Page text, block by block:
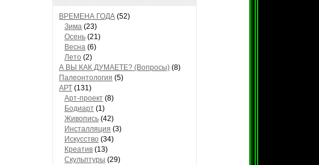
ВРЕМЕНА ГОДА (52)
Зима (23)
Осень (21)
Весна (6)
Лето (2)
А ВЫ КАК ДУМАЕТЕ? (Вопросы) (8)
Палеонтология (5)
АРТ (131)
Арт-проект (8)
Бодиарт (1)
Живопись (42)
Инсталляция (3)
Искусство (34)
Креатив (13)
Скульптуры (29)